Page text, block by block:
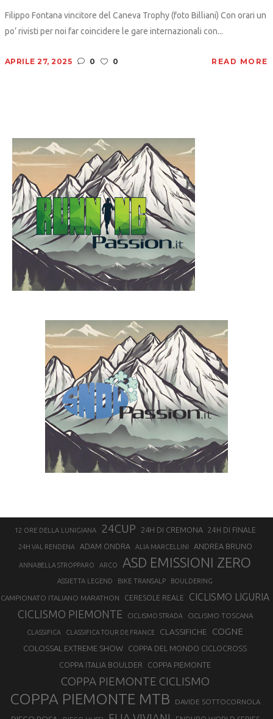
Filippo Fontana vincitore del Caneva Trophy (foto Billiani) Con orari un
po’ rivisti per noi far coincidere le gare internazionali con...
APRILE 27, 2025 0 0 READ MORE
12 ORE DELLA LUNIGIANA 24CUP 24H DI CREMONA 24H DI FINALE
24H VAL RENDENA ADAM ONDRA ALIA MARCELLINI ANDREA BRUNO
ANNABELLA STROPPARO ARCO ASD EMISSIONI ZERO
ASSIETTA LEGEND BIKE TRANSALP BOULDERING
CAMPIONATO ITALIANO MARATHON CERESOLE REALE CICLISMO LIGURIA
CICLISMO PIEMONTE CICLISMO STRADA CICLISMO TOSCANA
CLASSIFICA CLASSIFICA TOUR DE FRANCE CLASSIFICHE COGNE
COLOSSAL EXTREME SHOW
COPPA DEL MONDO CICLOCROSS
COPPA ITALIA BOULDER
COPPA PIEMONTE
COPPA PIEMONTE CICLISMO
COPPA PIEMONTE MTB DAVIDE SOTTOCORNOLA